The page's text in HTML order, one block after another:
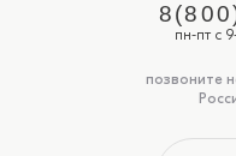
пн-пт с
позвоните